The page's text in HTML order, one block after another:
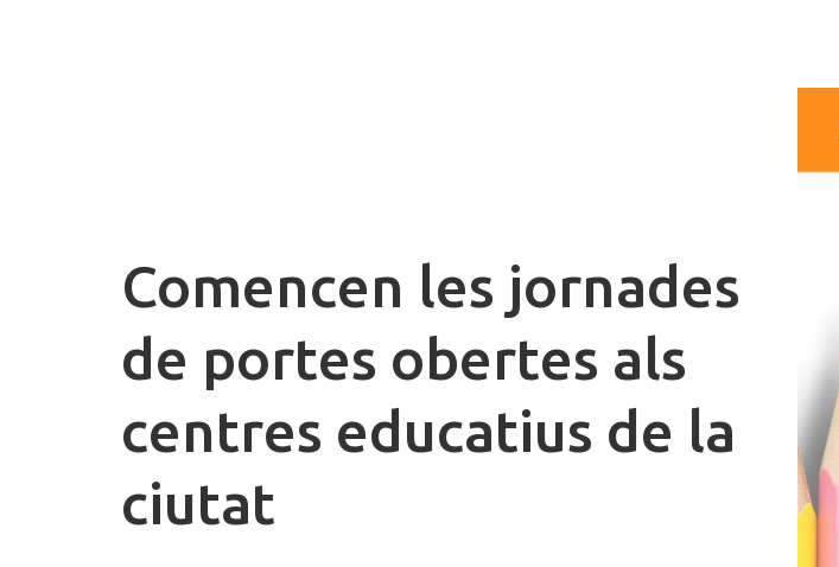
Comencen les jornades
de portes obertes als
centres educatius de la
ciutat